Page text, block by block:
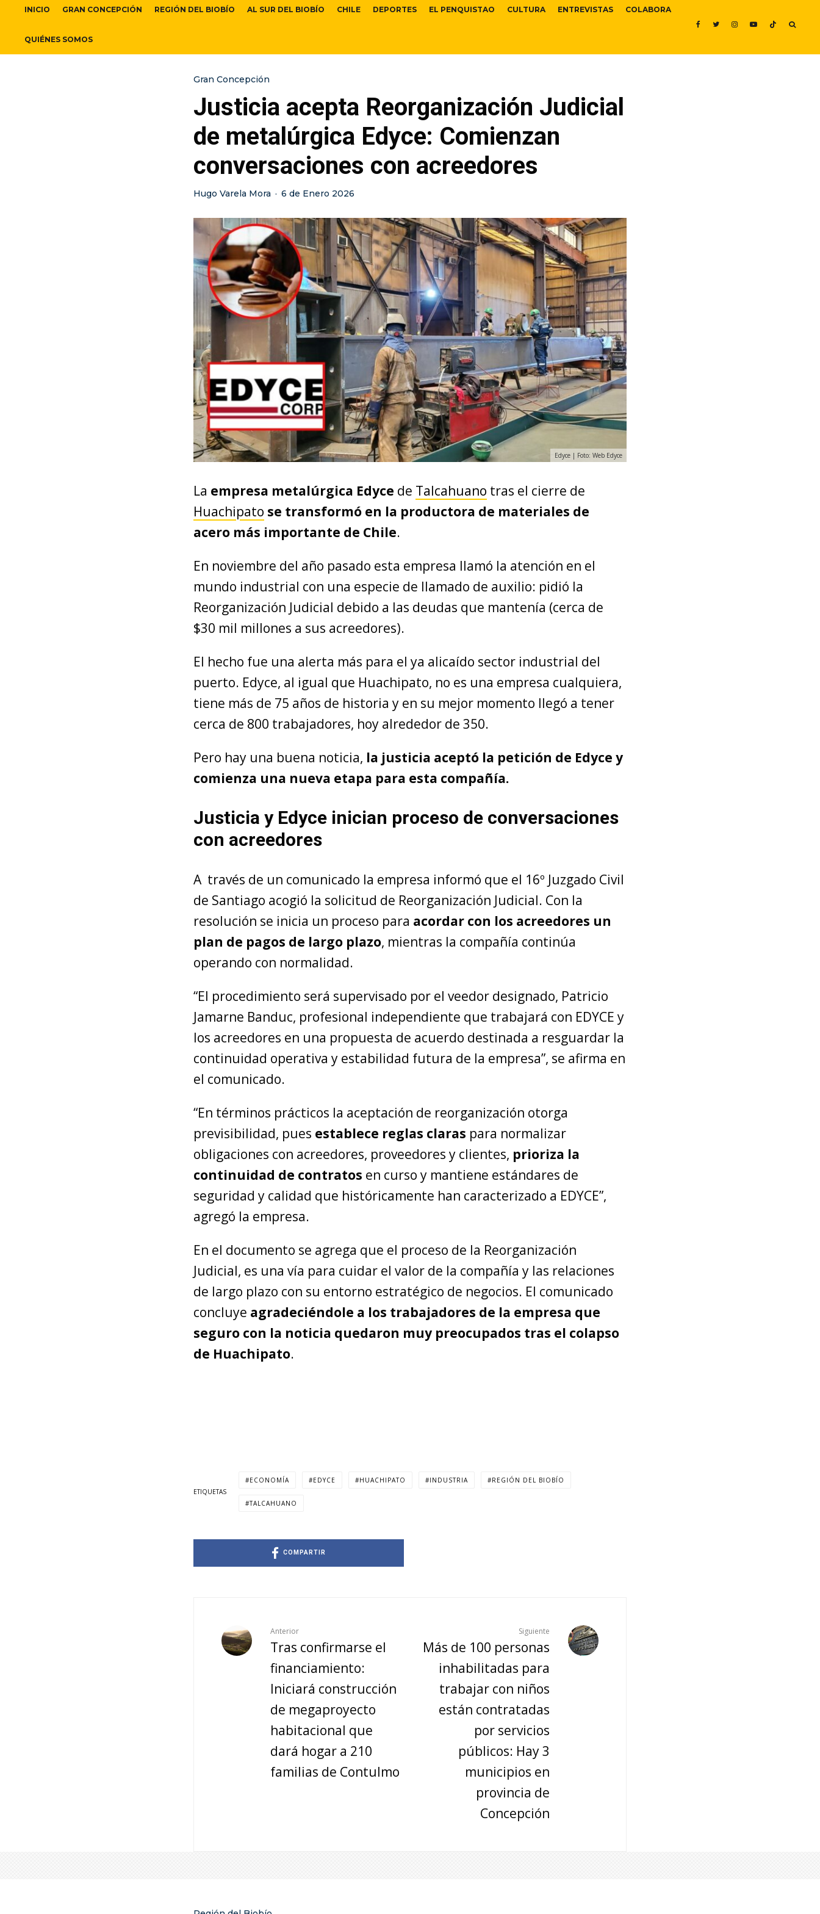
INICIO GRAN CONCEPCIÓN REGIÓN DEL BIOBÍO AL SUR DEL BIOBÍO CHILE DEPORTES EL PENQUISTAO CULTURA ENTREVISTAS COLABORA
QUIÉNES SOMOS
Gran Concepción
Justicia acepta Reorganización Judicial
de metalúrgica Edyce: Comienzan
conversaciones con acreedores
Hugo Varela Mora · 6 de Enero 2026
Edyce | Foto: Web Edyce
La empresa metalúrgica Edyce de Talcahuano tras el cierre de
Huachipato se transformó en la productora de materiales de
acero más importante de Chile.
En noviembre del año pasado esta empresa llamó la atención en el
mundo industrial con una especie de llamado de auxilio: pidió la
Reorganización Judicial debido a las deudas que mantenía (cerca de
$30 mil millones a sus acreedores).
El hecho fue una alerta más para el ya alicaído sector industrial del
puerto. Edyce, al igual que Huachipato, no es una empresa cualquiera,
tiene más de 75 años de historia y en su mejor momento llegó a tener
cerca de 800 trabajadores, hoy alrededor de 350.
Pero hay una buena noticia, la justicia aceptó la petición de Edyce y
comienza una nueva etapa para esta compañía.
Justicia y Edyce inician proceso de conversaciones
con acreedores
A través de un comunicado la empresa informó que el 16º Juzgado Civil
de Santiago acogió la solicitud de Reorganización Judicial. Con la
resolución se inicia un proceso para acordar con los acreedores un
plan de pagos de largo plazo, mientras la compañía continúa
operando con normalidad.
“El procedimiento será supervisado por el veedor designado, Patricio
Jamarne Banduc, profesional independiente que trabajará con EDYCE y
los acreedores en una propuesta de acuerdo destinada a resguardar la
continuidad operativa y estabilidad futura de la empresa”, se afirma en
el comunicado.
“En términos prácticos la aceptación de reorganización otorga
previsibilidad, pues establece reglas claras para normalizar
obligaciones con acreedores, proveedores y clientes, prioriza la
continuidad de contratos en curso y mantiene estándares de
seguridad y calidad que históricamente han caracterizado a EDYCE”,
agregó la empresa.
En el documento se agrega que el proceso de la Reorganización
Judicial, es una vía para cuidar el valor de la compañía y las relaciones
de largo plazo con su entorno estratégico de negocios. El comunicado
concluye agradeciéndole a los trabajadores de la empresa que
seguro con la noticia quedaron muy preocupados tras el colapso
de Huachipato.
ETIQUETAS
ECONOMÍA EDYCE HUACHIPATO INDUSTRIA REGIÓN DEL BIOBÍO
TALCAHUANO
COMPARTIR
Anterior
Tras confirmarse el
financiamiento:
Iniciará construcción
de megaproyecto
habitacional que
dará hogar a 210
familias de Contulmo
Siguiente
Más de 100 personas
inhabilitadas para
trabajar con niños
están contratadas
por servicios
públicos: Hay 3
municipios en
provincia de
Concepción